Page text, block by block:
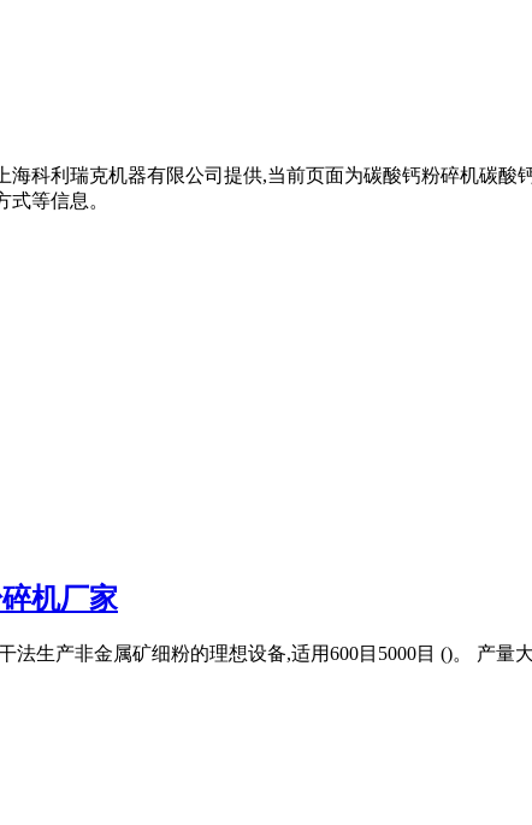
科利瑞克机器有限公司提供,当前页面为碳酸钙粉碎机碳
等信息。
机厂家
生产非金属矿细粉的理想设备,适用600目5000目 ()。 产量